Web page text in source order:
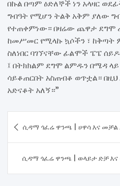
በኩል በጣም ዕድለኞች ነን አላዛር
ግብዓት የሚሆን ትልቅ አቅም ያለው ግብ
የተጠቀምነው። በዛሬው ጨዋታ
ከመሥመር የሚላኩ ኳሶችን ፣
ስለነበር ባገኘናቸው ፊልሞች ፔፔ
፤ በትክክልም ደግሞ ልምዱን በሜዳ
ሳይቆጠርበት አስጠብቆ ወጥቷል።
አድናቆት አለኝ።”
navigation
ሲዳማ ጎፈሬ ዋንጫ | ሀዋሳ እና መቻል
ሲዳማ ጎፈሬ ዋንጫ | ወላይታ ድቻ እና